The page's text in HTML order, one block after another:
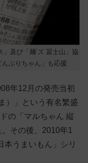
」及び「麺’ズ 冨士山」協
ぶりちゃん」も応援
年12月の発売当初
）」という有名繁盛
の「マルちゃん 縦
その後、2010年1
本うまいもん」シリ